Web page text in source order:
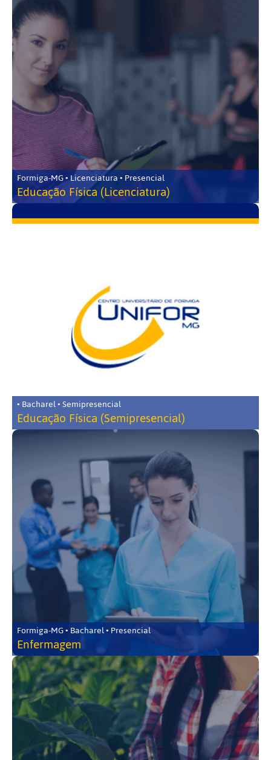
Formiga-MG • Licenciatura • Presencial
Educação Física (Licenciatura)
• Bacharel • Semipresencial
Educação Física (Semipresencial)
Formiga-MG • Bacharel • Presencial
Enfermagem